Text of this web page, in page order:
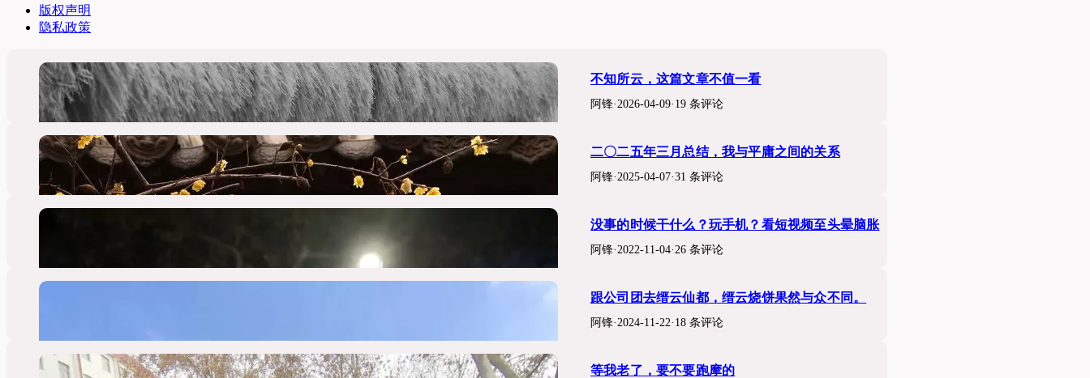
版权声明
隐私政策
不知所云，这篇文章不值一看
阿锋· 2026-04-09· 19 条评论
二〇二五年三月总结，我与平庸之间的关系
阿锋· 2025-04-07·31 条评论
没事的时候干什么？玩手机？看短视频至头晕脑胀
阿锋· 2022-11-04· 26 条评论
跟公司团去缙云仙都，缙云烧饼果然与众不同。
阿锋· 2024-11-22· 18 条评论
等我老了，要不要跑摩的